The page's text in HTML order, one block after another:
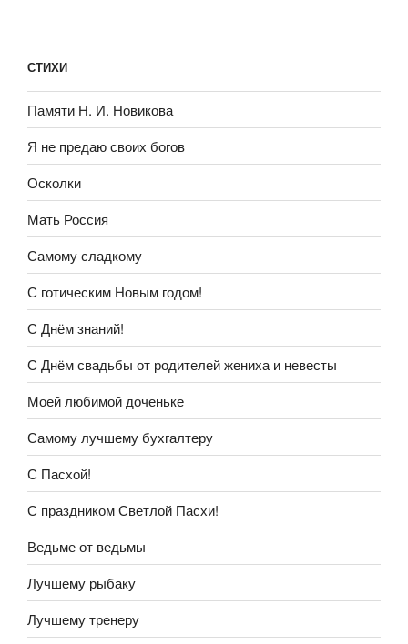
СТИХИ
Памяти Н. И. Новикова
Я не предаю своих богов
Осколки
Мать Россия
Самому сладкому
С готическим Новым годом!
С Днём знаний!
С Днём свадьбы от родителей жениха и невесты
Моей любимой доченьке
Самому лучшему бухгалтеру
С Пасхой!
С праздником Светлой Пасхи!
Ведьме от ведьмы
Лучшему рыбаку
Лучшему тренеру